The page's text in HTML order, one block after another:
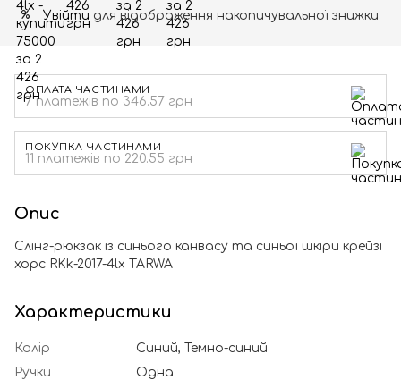
% Увійти для відображення накопичувальної знижки
ОПЛАТА ЧАСТИНАМИ
7 платежів по 346.57 грн
ПОКУПКА ЧАСТИНАМИ
11 платежів по 220.55 грн
Опис
Слінг-рюкзак із синього канвасу та синьої шкіри крейзі
хорс RKk-2017-4lx TARWA
Характеристики
Колір
Синий, Темно-синий
Ручки
Одна